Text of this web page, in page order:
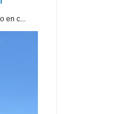
c...